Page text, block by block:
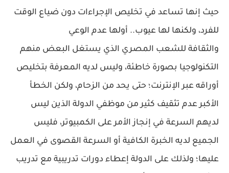
حيث إنها تساعد في تخليص الإجراءات دون ضياع الوقت
للفرد، ولكنها لها عيوب.. أولها عدم الوعي
والثقافة للشعب المصري الذي يستغل البعض منهم
التكنولوجيا بصورة خاطئة، وليس لديه المعرفة بتخليص
أوراقه عبر الإنترنت؛ حتى يحد من الزحام، ولكن الخطأ
الأكبر عدم تثقيف كثير من موظفي الدولة الذين ليس
لديهم السرعة في إنجاز الأمر على الكمبيوتر، فليس
الجميع لديه الخبرة الكافية أو السرعة القصوى في العمل
عليها؛ ولذلك على الدولة إعطاء دورات تدريبية مع تدريب